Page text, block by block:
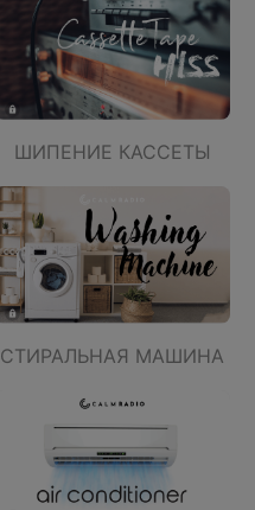
ШИПЕНИЕ КАССЕТЫ
СТИРАЛЬНАЯ МАШИНА